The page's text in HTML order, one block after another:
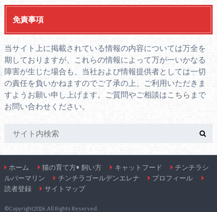
免責事項
当サイト上に掲載されている情報の内容については万全を
期しておりますが、これらの情報によって万が一いかなる
障害が生じた場合も、当社および情報提供者としては一切
の責任を負いかねますのでご了承の上、ご利用いただきま
すようお願い申し上げます。ご質問やご相談は こちら まで
お問い合わせください。
ホーム 猫の育て方• 飼い方 キャットフード
チンチラシ
ルバーマリン
チンチラゴールデンエレナ
プロフィール
読者登録
サイトマップ
©Copyright2026 .All Rights Reserved.